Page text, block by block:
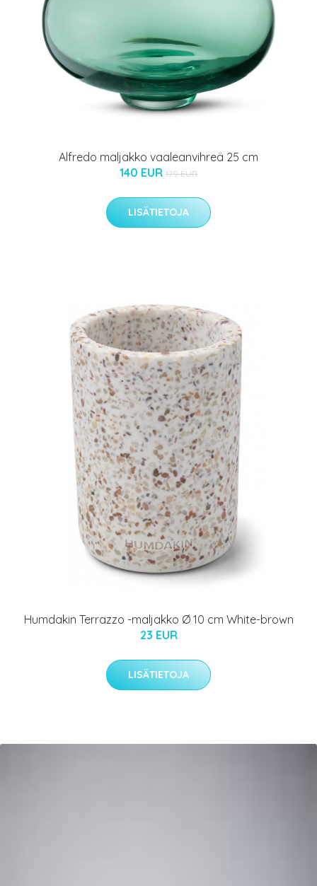
Alfredo maljakko vaaleanvihreä 25 cm
140 EUR 179 EUR
LISÄTIETOJA
Humdakin Terrazzo -maljakko Ø 10 cm White-brown
23 EUR
LISÄTIETOJA